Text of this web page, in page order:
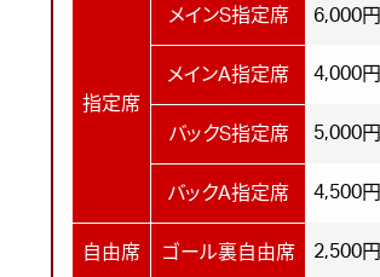
指定席
メインS指定席 6,000円
メインA指定席 4,000円
バックS指定席 5,000円
バックA指定席 4,500円
自由席 ゴール裏自由席 2,500円